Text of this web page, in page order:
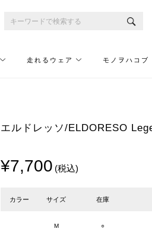
走れるウェア モノヲハコブ
エルドレッソ/ELDORESO
¥7,700 (税込)
カラー サイズ 在庫
M ○